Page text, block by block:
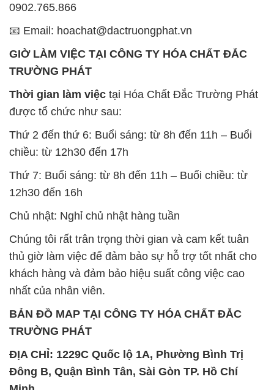
0902.765.866
📧 Email: hoachat@dactruongphat.vn
GIỜ LÀM VIỆC TẠI CÔNG TY HÓA CHẤT ĐẮC
TRƯỜNG PHÁT
Thời gian làm việc tại Hóa Chất Đắc Trường Phát
được tổ chức như sau:
Thứ 2 đến thứ 6: Buổi sáng: từ 8h đến 11h – Buổi
chiều: từ 12h30 đến 17h
Thứ 7: Buổi sáng: từ 8h đến 11h – Buổi chiều: từ
12h30 đến 16h
Chủ nhật: Nghỉ chủ nhật hàng tuần
Chúng tôi rất trân trọng thời gian và cam kết tuân
thủ giờ làm việc để đảm bảo sự hỗ trợ tốt nhất cho
khách hàng và đảm bảo hiệu suất công việc cao
nhất của nhân viên.
BẢN ĐỒ MAP TẠI CÔNG TY HÓA CHẤT ĐẮC
TRƯỜNG PHÁT
ĐỊA CHỈ: 1229C Quốc lộ 1A, Phường Bình Trị
Đông B, Quận Bình Tân, Sài Gòn TP. Hồ Chí